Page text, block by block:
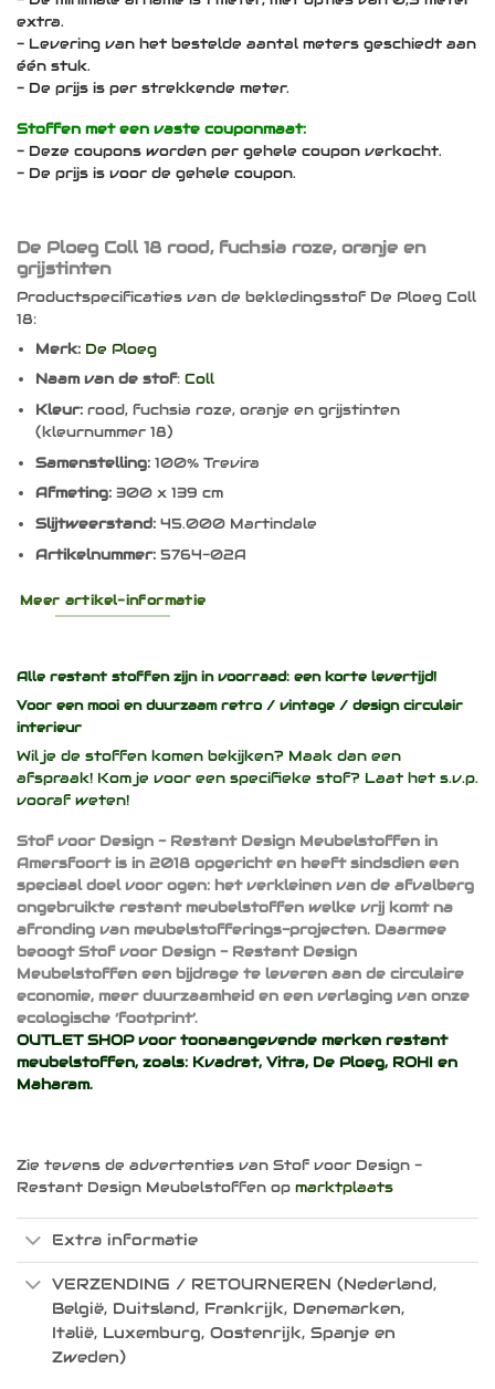
extra.
- Levering van het bestelde aantal meters geschiedt aan
één stuk.
- De prijs is per strekkende meter.
Stoffen met een vaste couponmaat:
- Deze coupons worden per gehele coupon verkocht.
- De prijs is voor de gehele coupon.
De Ploeg Coll 18 rood, fuchsia roze, oranje en
grijstinten
Productspecificaties van de bekledingsstof De Ploeg Coll
18:
Merk: De Ploeg
Naam van de stof: Coll
Kleur:rood, fuchsia roze, oranje en grijstinten
(kleurnummer 18)
Samenstelling: 100% Trevira
Afmeting:300 x 139 cm
Slijtweerstand:45.000 Martindale
Artikelnummer:5764-02A
Meer artikel-informatie
Alle restant stoffen zijn in voorraad: een korte levertijd!
Voor een mooi en duurzaam retro / vintage / design circulair
interieur
Wil je de stoffen komen bekijken? Maak dan een
afspraak! Kom je voor een specifieke stof? Laat het s.v.p.
vooraf weten!
Stof voor Design - Restant Design Meubelstoffen in
Amersfoort is in 2018 opgericht en heeft sindsdien een
speciaal doel voor ogen: het verkleinen van de afvalberg
ongebruikte restant meubelstoffen welke vrij komt na
afronding van meubelstofferings-projecten. Daarmee
beoogt Stof voor Design - Restant Design
Meubelstoffen een bijdrage te leveren aan de circulaire
economie, meer duurzaamheid en een verlaging van onze
ecologische ‘footprint’.
OUTLET SHOP voor toonaangevende merken restant
meubelstoffen, zoals: Kvadrat, Vitra, De Ploeg, ROHI en
Maharam.
Zie tevens de advertenties van Stof voor Design -
Restant Design Meubelstoffen op marktplaats
Extra informatie
VERZENDING / RETOURNEREN (Nederland,
België, Duitsland, Frankrijk, Denemarken,
Italië, Luxemburg, Oostenrijk, Spanje en
Zweden)